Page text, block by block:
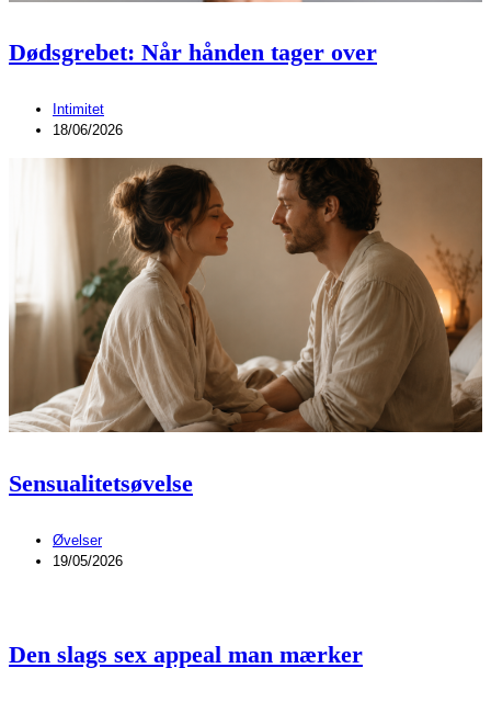
Dødsgrebet: Når hånden tager over
Intimitet
18/06/2026
Sensualitetsøvelse
Øvelser
19/05/2026
Den slags sex appeal man mærker